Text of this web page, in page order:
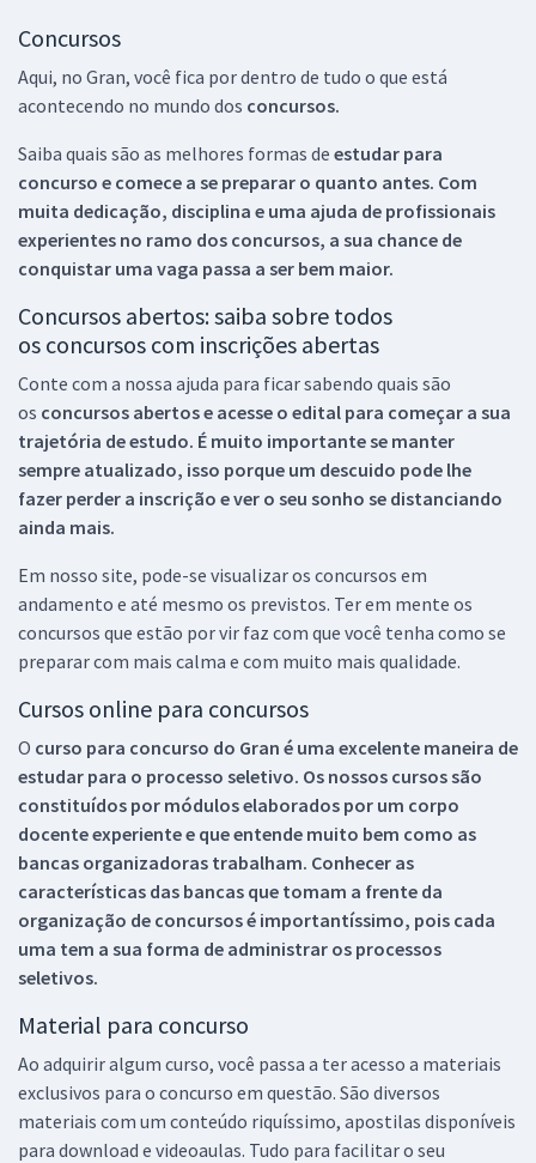
Concursos
Aqui, no Gran, você fica por dentro de tudo o que está
acontecendo no mundo dos concursos.
Saiba quais são as melhores formas de estudar para
concurso e comece a se preparar o quanto antes. Com
muita dedicação, disciplina e uma ajuda de profissionais
experientes no ramo dos concursos, a sua chance de
conquistar uma vaga passa a ser bem maior.
Concursos abertos: saiba sobre todos
os concursos com inscrições abertas
Conte com a nossa ajuda para ficar sabendo quais são
os concursos abertos e acesse o edital para começar a sua
trajetória de estudo. É muito importante se manter
sempre atualizado, isso porque um descuido pode lhe
fazer perder a inscrição e ver o seu sonho se distanciando
ainda mais.
Em nosso site, pode-se visualizar os concursos em
andamento e até mesmo os previstos. Ter em mente os
concursos que estão por vir faz com que você tenha como se
preparar com mais calma e com muito mais qualidade.
Cursos online para concursos
O curso para concurso do Gran é uma excelente maneira de
estudar para o processo seletivo. Os nossos cursos são
constituídos por módulos elaborados por um corpo
docente experiente e que entende muito bem como as
bancas organizadoras trabalham. Conhecer as
características das bancas que tomam a frente da
organização de concursos é importantíssimo, pois cada
uma tem a sua forma de administrar os processos
seletivos.
Material para concurso
Ao adquirir algum curso, você passa a ter acesso a materiais
exclusivos para o concurso em questão. São diversos
materiais com um conteúdo riquíssimo, apostilas disponíveis
para download e videoaulas. Tudo para facilitar o seu